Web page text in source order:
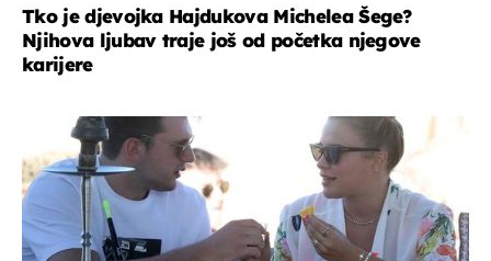
Tko je djevojka Hajdukova Michelea Šege?
Njihova ljubav traje još od početka njegove
karijere